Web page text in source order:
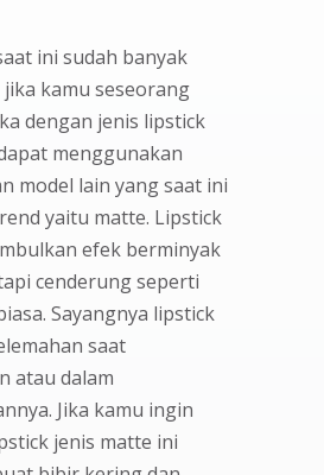
ini sudah banyak
kamu seseorang
dengan jenis lipstick
menggunakan
model lain yang saat ini
yaitu matte. Lipstick
efek berminyak
cenderung seperti
Sayangnya lipstick
saat
atau dalam
Jika kamu ingin
jenis matte ini